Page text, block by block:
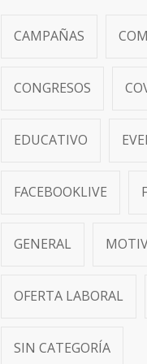
CAMPAÑAS
CONGRESOS
EDUCATIVO
FACEBOOKLIVE
GENERAL
OFERTA LABORAL
SIN CATEGORÍA